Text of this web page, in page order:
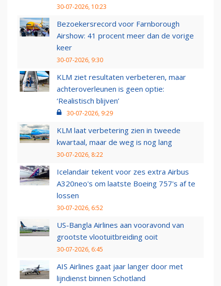
30-07-2026, 10:23
Bezoekersrecord voor Farnborough
Airshow: 41 procent meer dan de vorige
keer
30-07-2026, 9:30
KLM ziet resultaten verbeteren, maar
achteroverleunen is geen optie:
‘Realistisch blijven’
30-07-2026, 9:29
KLM laat verbetering zien in tweede
kwartaal, maar de weg is nog lang
30-07-2026, 8:22
Icelandair tekent voor zes extra Airbus
A320neo's om laatste Boeing 757's af te
lossen
30-07-2026, 6:52
US-Bangla Airlines aan vooravond van
grootste vlootuitbreiding ooit
30-07-2026, 6:45
AIS Airlines gaat jaar langer door met
lijndienst binnen Schotland